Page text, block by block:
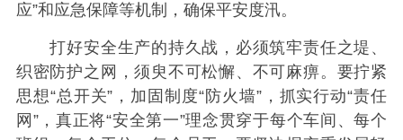
应”和应急保障等机制，确保平安度汛。
打好安全生产的持久战，必须筑牢责任之堤、
织密防护之网，须臾不可松懈、不可麻痹。要拧紧
思想“总开关”，加固制度“防火墙”，抓实行动“责任
网”，真正将“安全第一”理念贯穿于每个车间、每个